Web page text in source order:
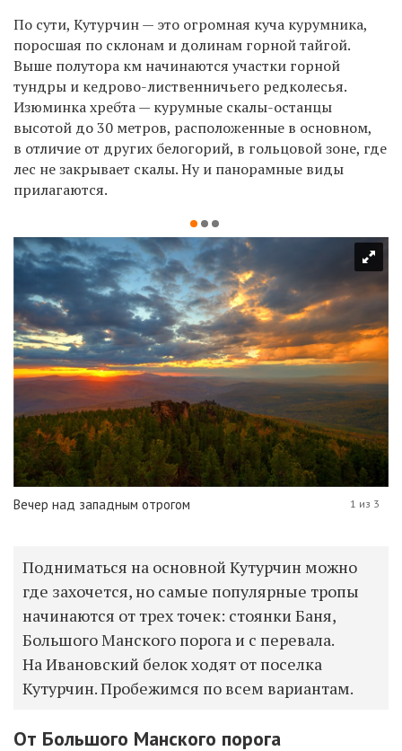
По сути, Кутурчин — это огромная куча курумника,
поросшая по склонам и долинам горной тайгой.
Выше полутора км начинаются участки горной
тундры и кедрово-лиственничьего редколесья.
Изюминка хребта — курумные скалы-останцы
высотой до 30 метров, расположенные в основном,
в отличие от других белогорий, в гольцовой зоне, где
лес не закрывает скалы. Ну и панорамные виды
прилагаются.
Вечер над западным отрогом 1 из 3
Подниматься на основной Кутурчин можно
где захочется, но самые популярные тропы
начинаются от трех точек: стоянки Баня,
Большого Манского порога и с перевала.
На Ивановский белок ходят от поселка
Кутурчин. Пробежимся по всем вариантам.
От Большого Манского порога